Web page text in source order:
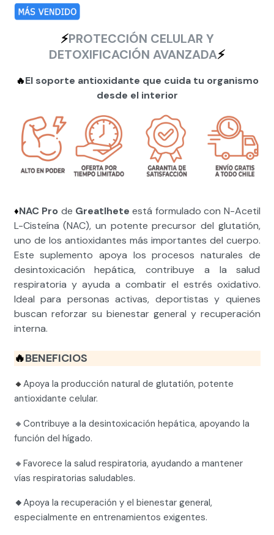
⚡PROTECCIÓN CELULAR Y
DETOXIFICACIÓN AVANZADA⚡
🔥El soporte antioxidante que cuida tu organismo
desde el interior
♦️NAC Pro de Greatlheteestá formulado con N-Acetil
L-Cisteína (NAC), un potente precursor del glutatión,
uno de los antioxidantes más importantes del cuerpo.
Este suplemento apoya los procesos naturales de
desintoxicación hepática, contribuye a la salud
respiratoria y ayuda a combatir el estrés oxidativo.
Ideal para personas activas, deportistas y quienes
buscan reforzar su bienestar general y recuperación
interna.
🔥BENEFICIOS
🔸Apoya la producción natural de glutatión, potente
antioxidante celular.
🔸Contribuye a la desintoxicación hepática, apoyando la
función del hígado.
🔸Favorece la salud respiratoria, ayudando a mantener
vías respiratorias saludables.
🔸Apoya la recuperación y el bienestar general,
especialmente en entrenamientos exigentes.